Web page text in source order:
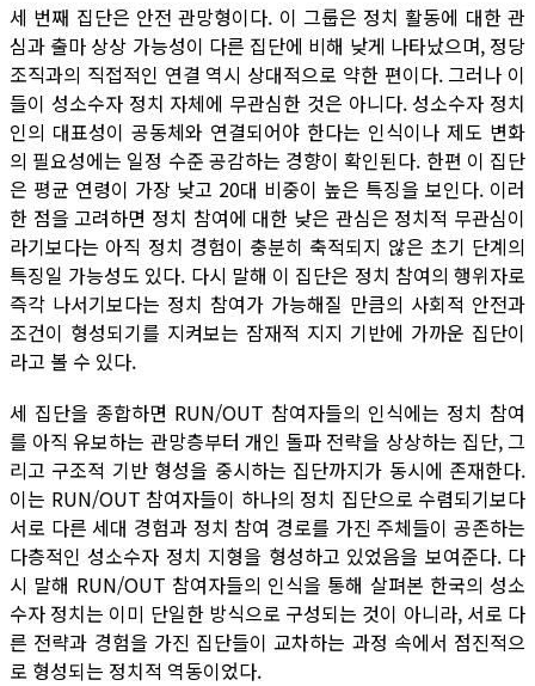
세 번째 집단은 안전 관망형이다. 이 그룹은 정치 활동에 대한 관
심과 출마 상상 가능성이 다른 집단에 비해 낮게 나타났으며, 정당
조직과의 직접적인 연결 역시 상대적으로 약한 편이다. 그러나 이
들이 성소수자 정치 자체에 무관심한 것은 아니다. 성소수자 정치
인의 대표성이 공동체와 연결되어야 한다는 인식이나 제도 변화
의 필요성에는 일정 수준 공감하는 경향이 확인된다. 한편 이 집단
은 평균 연령이 가장 낮고 20대 비중이 높은 특징을 보인다. 이러
한 점을 고려하면 정치 참여에 대한 낮은 관심은 정치적 무관심이
라기보다는 아직 정치 경험이 충분히 축적되지 않은 초기 단계의
특징일 가능성도 있다. 다시 말해 이 집단은 정치 참여의 행위자로
즉각 나서기보다는 정치 참여가 가능해질 만큼의 사회적 안전과
조건이 형성되기를 지켜보는 잠재적 지지 기반에 가까운 집단이
라고 볼 수 있다.
세 집단을 종합하면 RUN/OUT 참여자들의 인식에는 정치 참여
를 아직 유보하는 관망층부터 개인 돌파 전략을 상상하는 집단, 그
리고 구조적 기반 형성을 중시하는 집단까지가 동시에 존재한다.
이는 RUN/OUT 참여자들이 하나의 정치 집단으로 수렴되기보다
서로 다른 세대 경험과 정치 참여 경로를 가진 주체들이 공존하는
다층적인 성소수자 정치 지형을 형성하고 있었음을 보여준다. 다
시 말해 RUN/OUT 참여자들의 인식을 통해 살펴본 한국의 성소
수자 정치는 이미 단일한 방식으로 구성되는 것이 아니라, 서로 다
른 전략과 경험을 가진 집단들이 교차하는 과정 속에서 점진적으
로 형성되는 정치적 역동이었다.